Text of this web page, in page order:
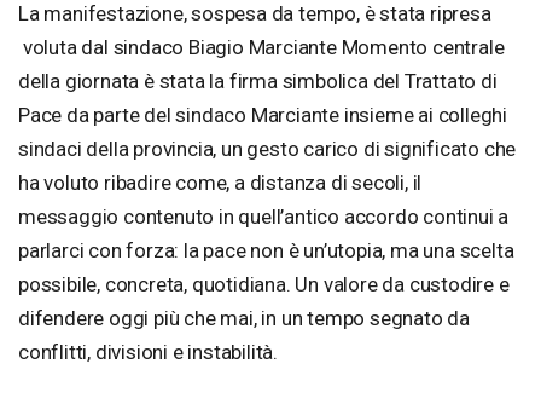
La manifestazione, sospesa da tempo, è stata ripresa
voluta dal sindaco Biagio Marciante Momento centrale
della giornata è stata la firma simbolica del Trattato di
Pace da parte del sindaco Marciante insieme ai colleghi
sindaci della provincia, un gesto carico di significato che
ha voluto ribadire come, a distanza di secoli, il
messaggio contenuto in quell’antico accordo continui a
parlarci con forza: la pace non è un’utopia, ma una scelta
possibile, concreta, quotidiana. Un valore da custodire e
difendere oggi più che mai, in un tempo segnato da
conflitti, divisioni e instabilità.